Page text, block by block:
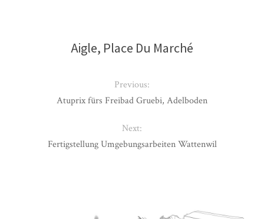
Aigle, Place Du Marché
Previous:
Atuprix fürs Freibad Gruebi, Adelboden
Next:
Fertigstellung Umgebungsarbeiten Wattenwil